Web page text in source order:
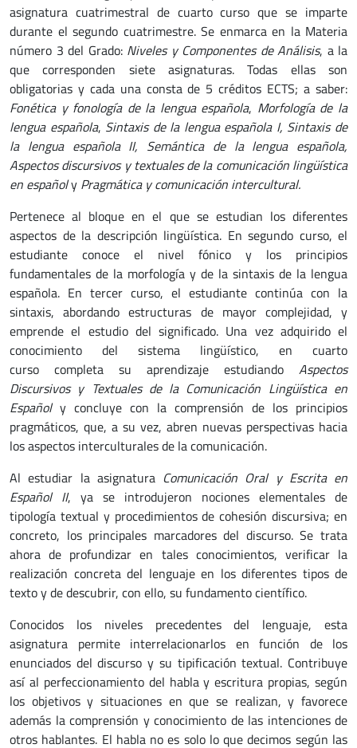
asignatura cuatrimestral de cuarto curso que se imparte
durante el segundo cuatrimestre. Se enmarca en la Materia
número 3 del Grado: Niveles y Componentes de Análisis, a la
que corresponden siete asignaturas. Todas ellas son
obligatorias y cada una consta de 5 créditos ECTS; a saber:
Fonética y fonología de la lengua española, Morfología de la
lengua española, Sintaxis de la lengua española I, Sintaxis de
la lengua española II, Semántica de la lengua española,
Aspectos discursivos y textuales de la comunicación lingüística
en españoly Pragmática y comunicación intercultural.
Pertenece al bloque en el que se estudian los diferentes
aspectos de la descripción lingüística. En segundo curso, el
estudiante conoce el nivel fónico y los principios
fundamentales de la morfología y de la sintaxis de la lengua
española. En tercer curso, el estudiante continúa con la
sintaxis, abordando estructuras de mayor complejidad, y
emprende el estudio del significado. Una vez adquirido el
conocimiento del sistema lingüístico, en cuarto
curso completa su aprendizaje estudiando Aspectos
Discursivos y Textuales de la Comunicación Lingüística en
Español y concluye con la comprensión de los principios
pragmáticos, que, a su vez, abren nuevas perspectivas hacia
los aspectos interculturales de la comunicación.
Al estudiar la asignatura Comunicación Oral y Escrita en
Español II, ya se introdujeron nociones elementales de
tipología textual y procedimientos de cohesión discursiva; en
concreto, los principales marcadores del discurso. Se trata
ahora de profundizar en tales conocimientos, verificar la
realización concreta del lenguaje en los diferentes tipos de
texto y de descubrir, con ello, su fundamento científico.
Conocidos los niveles precedentes del lenguaje, esta
asignatura permite interrelacionarlos en función de los
enunciados del discurso y su tipificación textual. Contribuye
así al perfeccionamiento del habla y escritura propias, según
los objetivos y situaciones en que se realizan, y favorece
además la comprensión y conocimiento de las intenciones de
otros hablantes. El habla no es solo lo que decimos según las